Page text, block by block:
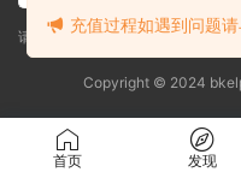
请直接向客服提出您的疑问，客服
Copyright © 2024
首页 发现
充值过程如遇到问题